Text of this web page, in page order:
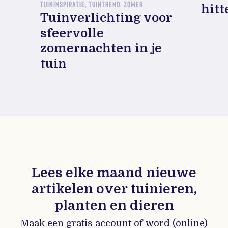
TUININSPIRATIE, TUINTREND, ZOMER
Tuinverlichting voor
sfeervolle
zomernachten in je
tuin
Lees elke maand nieuwe
artikelen over tuinieren,
planten en dieren
Maak een gratis account of word (online)